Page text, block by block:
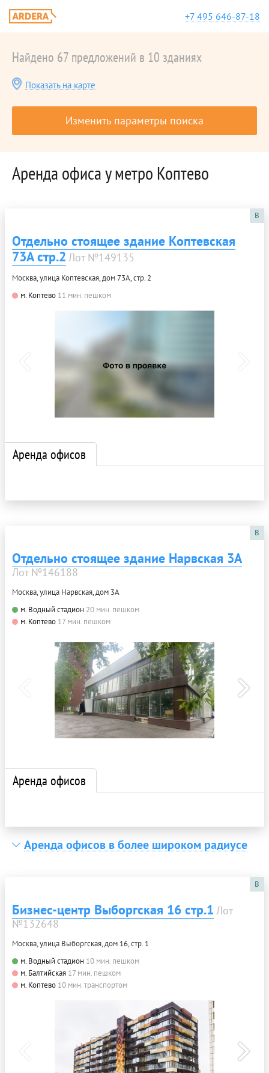
+7 495 646-87-18
Найдено 67 предложений в 10 зданиях
Показать на карте
Изменить параметры поиска
Аренда офиса у метро Коптево
B
Отдельно стоящее здание Коптевская
73А стр.2 Лот №149135
Москва, улица Коптевская, дом 73А, стр. 2
м. Коптево 11 мин. пешком
Аренда офисов
B
Отдельно стоящее здание Нарвская 3А
Лот №146188
Москва, улица Нарвская, дом 3А
м. Водный стадион 20 мин. пешком
м. Коптево 17 мин. пешком
Аренда офисов
Аренда офисов в более широком радиусе
B
Бизнес-центр Выборгская 16 стр.1 Лот
№132648
Москва, улица Выборгская, дом 16, стр. 1
м. Водный стадион 10 мин. пешком
м. Балтийская 17 мин. пешком
м. Коптево 10 мин. транспортом